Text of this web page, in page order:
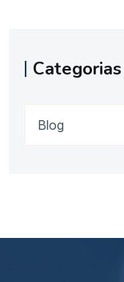
Categorias
Blog